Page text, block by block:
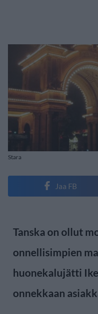
Stara
Jaa FB
Tanska on ollut
onnellisimpien
huonekalujätti
onnekkaan